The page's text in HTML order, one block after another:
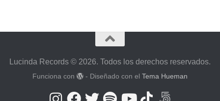
Lucinda Records © 2026. Todos los derechos reservados.
Funciona con - Diseñado con el Tema Hueman